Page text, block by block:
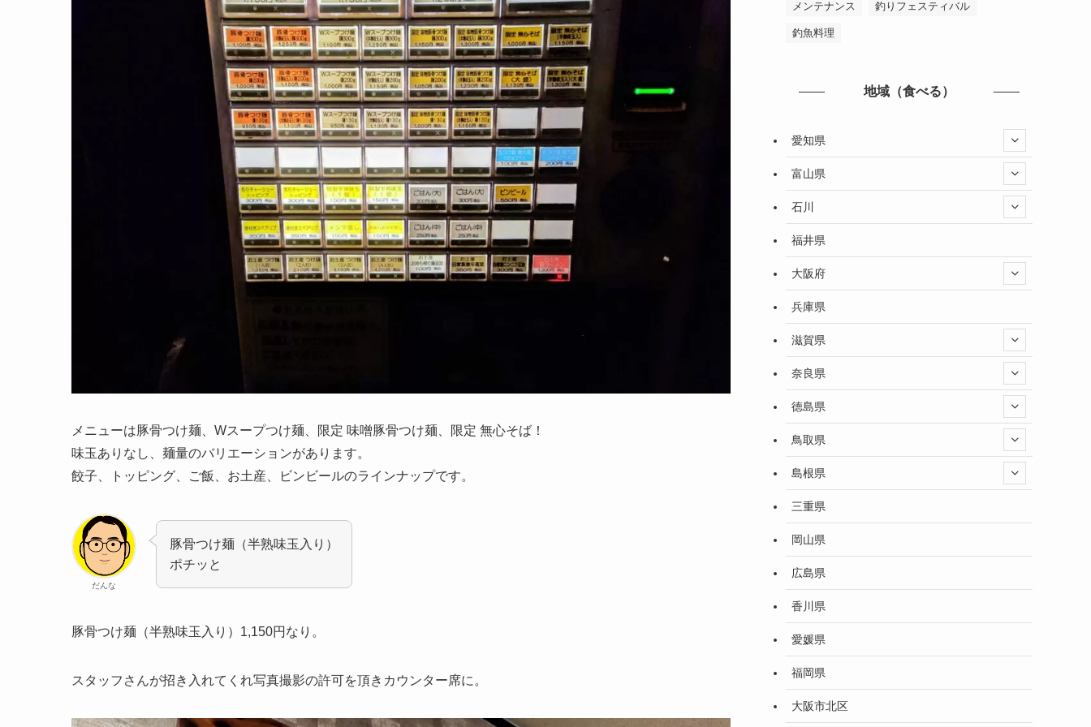
メニューは豚骨つけ麺、Wスープつけ麺、限定 味噌豚骨つけ麺、限定 無心そば！
味玉ありなし、麺量のバリエーションがあります。
餃子、トッピング、ご飯、お土産、ビンビールのラインナップです。
だんな
豚骨つけ麺（半熟味玉入り）
ポチッと
豚骨つけ麺（半熟味玉入り）1,150円なり。
スタッフさんが招き入れてくれ写真撮影の許可を頂きカウンター席に。
メンテナンス 釣りフェスティバル
釣魚料理
地域（食べる）
愛知県
富山県
石川
福井県
大阪府
兵庫県
滋賀県
奈良県
徳島県
鳥取県
島根県
三重県
岡山県
広島県
香川県
愛媛県
福岡県
大阪市北区